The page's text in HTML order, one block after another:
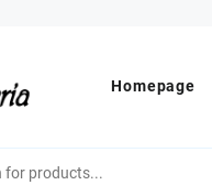
Homepage